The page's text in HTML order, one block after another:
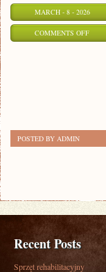
MARCH - 8 - 2026
COMMENTS OFFON
POSTED BY ADMIN
Recent Posts
Sprzęt rehabilitacyjny